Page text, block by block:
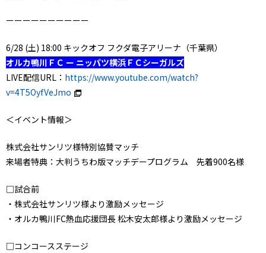
ーーーーーーーーーー
6/28 (土) 18:00 キックオフ フクダ電子アリーナ（千葉県）
オルカ鴨川ＦＣ ー ニッパツ横浜ＦＣシーガルズ
LIVE配信URL： https://www.youtube.com/watch?
v=4T5OyfVeJmo
＜イベント情報＞
株式会社サンリツ様特別協賛マッチ
来場者特典：大判うちわ版マッチデープログラム 先着900名様
□試合前
・株式会社サンリツ様より激励メッセージ
・オルカ鴨川FC熱血応援団長 松木安太郎様より激励メッセージ
□コンコースステージ